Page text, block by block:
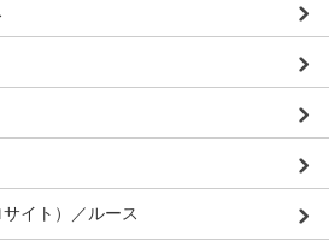
イト）／ルース